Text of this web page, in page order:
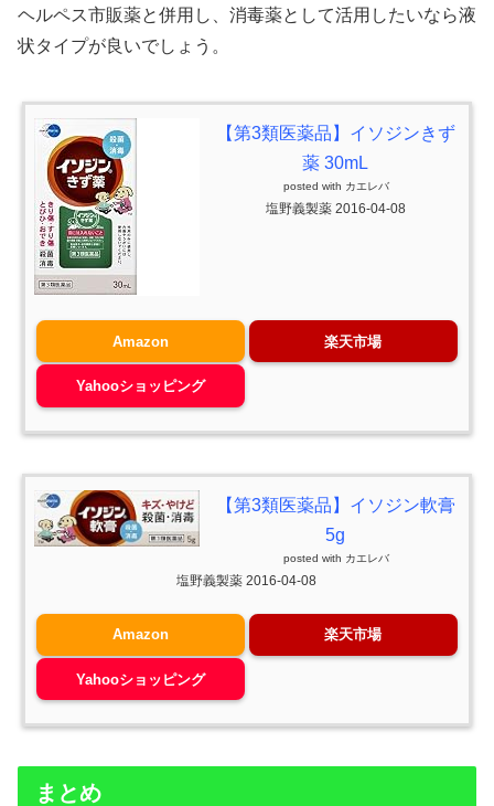
ヘルペス市販薬と併用し、消毒薬として活用したいなら液
状タイプが良いでしょう。
【第3類医薬品】イソジンきず
薬 30mL
posted with カエレバ
塩野義製薬 2016-04-08
Amazon 楽天市場
Yahooショッピング
【第3類医薬品】イソジン軟膏
5g
posted with カエレバ
塩野義製薬 2016-04-08
Amazon 楽天市場
Yahooショッピング
まとめ